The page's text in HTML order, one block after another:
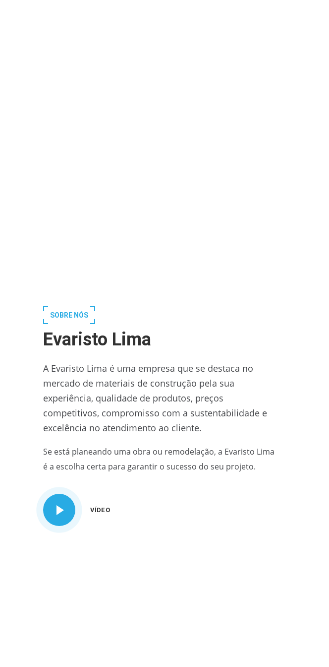
SOBRE NÓS
Evaristo Lima
A Evaristo Lima é uma empresa que se destaca no
mercado de materiais de construção pela sua
experiência, qualidade de produtos, preços
competitivos, compromisso com a sustentabilidade e
excelência no atendimento ao cliente.
Se está planeando uma obra ou remodelação, a Evaristo Lima
é a escolha certa para garantir o sucesso do seu projeto.
VÍDEO